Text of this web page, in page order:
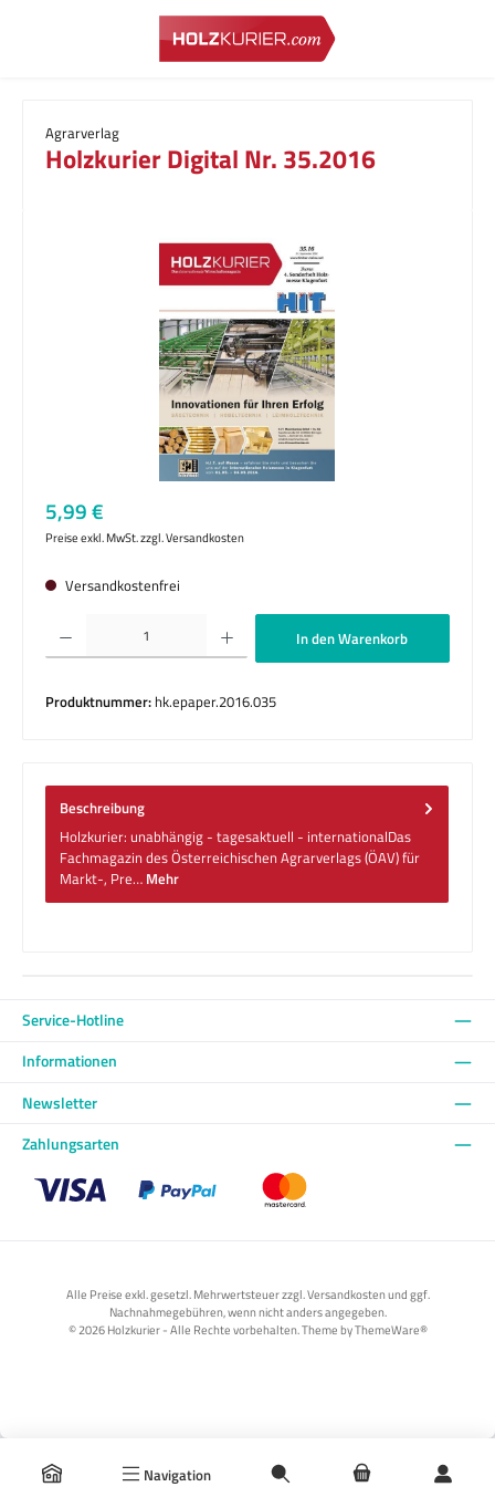
Zum Hauptinhalt springen
Navigation
Agrarverlag
Holzkurier Digital Nr. 35.2016
Bildergalerie überspringen
Regulärer Preis:
5,99 €
Preise exkl. MwSt. zzgl. Versandkosten
Versandkostenfrei
Produkt Anzahl: Gib den gewünschten Wert ein oder benutze die Schaltflächen um
In den Warenkorb
Produktnummer: hk.epaper.2016.035
Beschreibung
Holzkurier: unabhängig - tagesaktuell - internationalDas
Fachmagazin des Österreichischen Agrarverlags (ÖAV) für
Markt-, Pre… Mehr
Service-Hotline
Informationen
Newsletter
Zahlungsarten
Alle Preise exkl. gesetzl. Mehrwertsteuer zzgl. Versandkosten und ggf.
Nachnahmegebühren, wenn nicht anders angegeben.
© 2026 Holzkurier - Alle Rechte vorbehalten. Theme byThemeWare®